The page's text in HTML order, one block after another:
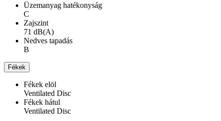
Üzemanyag hatékonyság
C
Zajszint
71 dB(A)
Nedves tapadás
B
Fékek
Fékek elöl
Ventilated Disc
Fékek hátul
Ventilated Disc